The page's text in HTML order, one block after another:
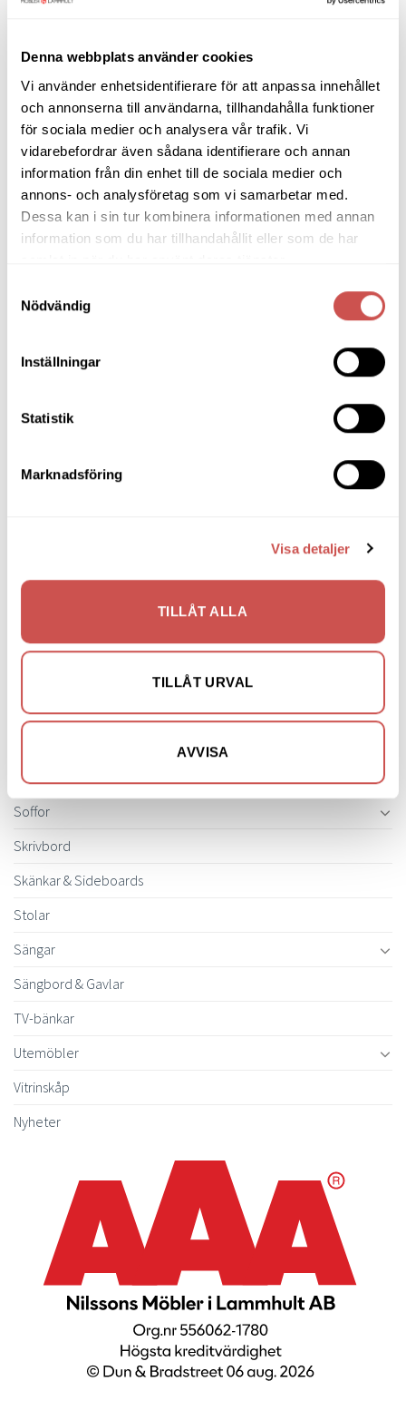
Denna webbplats använder cookies
Vi använder enhetsidentifierare för att anpassa innehållet
och annonserna till användarna, tillhandahålla funktioner
för sociala medier och analysera vår trafik. Vi
vidarebefordrar även sådana identifierare och annan
information från din enhet till de sociala medier och
annons- och analysföretag som vi samarbetar med.
Dessa kan i sin tur kombinera informationen med annan
information som du har tillhandahållit eller som de har
Nödvändig
Inställningar
Statistik
Marknadsföring
Visa detaljer
TILLÅT ALLA
TILLÅT URVAL
AVVISA
Bokhyllor
Byråer
Bäddsoffor
Bänkar & Pallar
Hallmöbler
Klädhängare
Övrigt
Mattor
Pinnsoffor
Prissänkta utställningsmöbler
Soffbord
Soffor
Skrivbord
Skänkar & Sideboards
Stolar
Sängar
Sängbord & Gavlar
TV-bänkar
Utemöbler
Vitrinskåp
Nyheter